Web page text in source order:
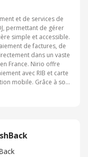
et de services de
permettant de gérer
simple et accessible.
de factures, de
dans un vaste
France. Nirio offre
avec RIB et carte
mobile. Grâce à son
centrée sur